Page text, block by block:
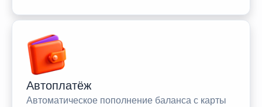
Автоплатёж
Автоматическое пополнение баланса с карты